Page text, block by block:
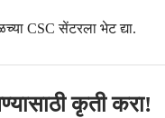
CSC सेंटरला भेट द्या.
कृती करा!